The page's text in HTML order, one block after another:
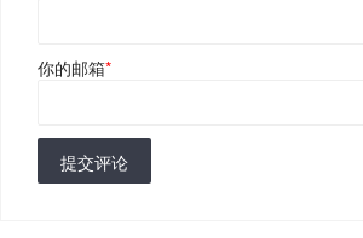
你的邮箱*
提交评论